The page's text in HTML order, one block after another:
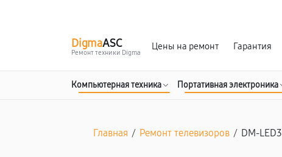
DigmaASC
Ремонт техники Digma
Цены на ремонт Гарантия
Компьютерная техника Портативная электроника
Главная / Ремонт телевизоров / DM-